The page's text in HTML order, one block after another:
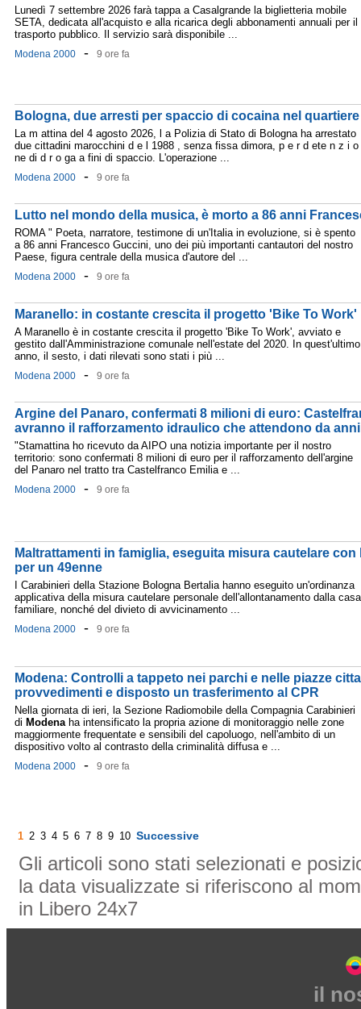
Lunedì 7 settembre 2026 farà tappa a Casalgrande la biglietteria mobile
SETA, dedicata all'acquisto e alla ricarica degli abbonamenti annuali per il
trasporto pubblico. Il servizio sarà disponibile ...
Modena 2000 - 9 ore fa
Bologna, due arresti per spaccio di cocaina nel
La m attina del 4 agosto 2026, l a Polizia di Stato di Bologna ha arrestato
due cittadini marocchini d e l 1988 , senza fissa dimora, p e r d ete n z i o
ne di d r o ga a fini di spaccio. L'operazione ...
Modena 2000 - 9 ore fa
Lutto nel mondo della musica, è morto a 86 anni
ROMA " Poeta, narratore, testimone di un'Italia in evoluzione, si è spento
a 86 anni Francesco Guccini, uno dei più importanti cantautori del nostro
Paese, figura centrale della musica d'autore del ...
Modena 2000 - 9 ore fa
Maranello: in costante crescita il progetto 'Bike To Work'
A Maranello è in costante crescita il progetto 'Bike To Work', avviato e
gestito dall'Amministrazione comunale nell'estate del 2020. In quest'ultimo
anno, il sesto, i dati rilevati sono stati i più ...
Modena 2000 - 9 ore fa
Argine del Panaro, confermati 8 milioni di euro:
avranno il rafforzamento idraulico che attendono da anni
"Stamattina ho ricevuto da AIPO una notizia importante per il nostro
territorio: sono confermati 8 milioni di euro per il rafforzamento dell'argine
del Panaro nel tratto tra Castelfranco Emilia e ...
Modena 2000 - 9 ore fa
Maltrattamenti in famiglia, eseguita misura cautelare
per un 49enne
I Carabinieri della Stazione Bologna Bertalia hanno eseguito un'ordinanza
applicativa della misura cautelare personale dell'allontanamento dalla casa
familiare, nonché del divieto di avvicinamento ...
Modena 2000 - 9 ore fa
Modena: Controlli a tappeto nei parchi e nelle piazze
provvedimenti e disposto un trasferimento al CPR
Nella giornata di ieri, la Sezione Radiomobile della Compagnia Carabinieri
di Modenaha intensificato la propria azione di monitoraggio nelle zone
maggiormente frequentate e sensibili del capoluogo, nell'ambito di un
dispositivo volto al contrasto della criminalità diffusa e ...
Modena 2000 - 9 ore fa
1 2 3 4 5 6 7 8 9 10 Successive
Gli articoli sono stati selezionati e
la data visualizzate si riferiscono al
in Libero 24x7
il